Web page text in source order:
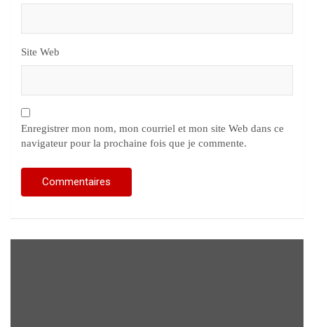
Site Web
Enregistrer mon nom, mon courriel et mon site Web dans ce
navigateur pour la prochaine fois que je commente.